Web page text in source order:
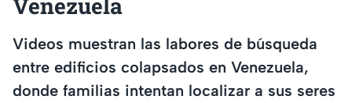
Venezuela
Videos muestran las labores de búsqueda
entre edificios colapsados en Venezuela,
donde familias intentan localizar a sus seres